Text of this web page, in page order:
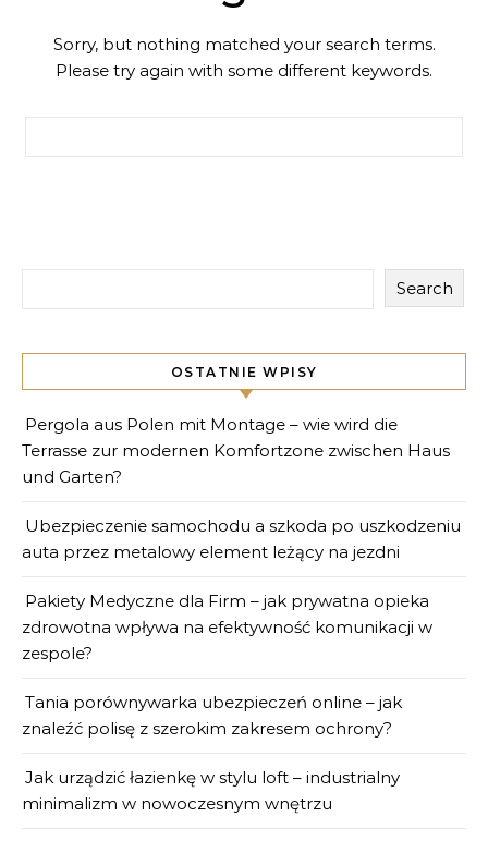
Sorry, but nothing matched your search terms.
Please try again with some different keywords.
Search
OSTATNIE WPISY
Pergola aus Polen mit Montage – wie wird die
Terrasse zur modernen Komfortzone zwischen Haus
und Garten?
Ubezpieczenie samochodu a szkoda po uszkodzeniu
auta przez metalowy element leżący na jezdni
Pakiety Medyczne dla Firm – jak prywatna opieka
zdrowotna wpływa na efektywność komunikacji w
zespole?
Tania porównywarka ubezpieczeń online – jak
znaleźć polisę z szerokim zakresem ochrony?
Jak urządzić łazienkę w stylu loft – industrialny
minimalizm w nowoczesnym wnętrzu